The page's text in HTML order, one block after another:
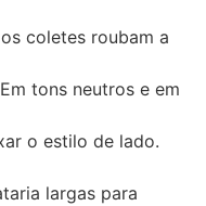
coletes roubam a
tons neutros e em
o estilo de lado.
largas para